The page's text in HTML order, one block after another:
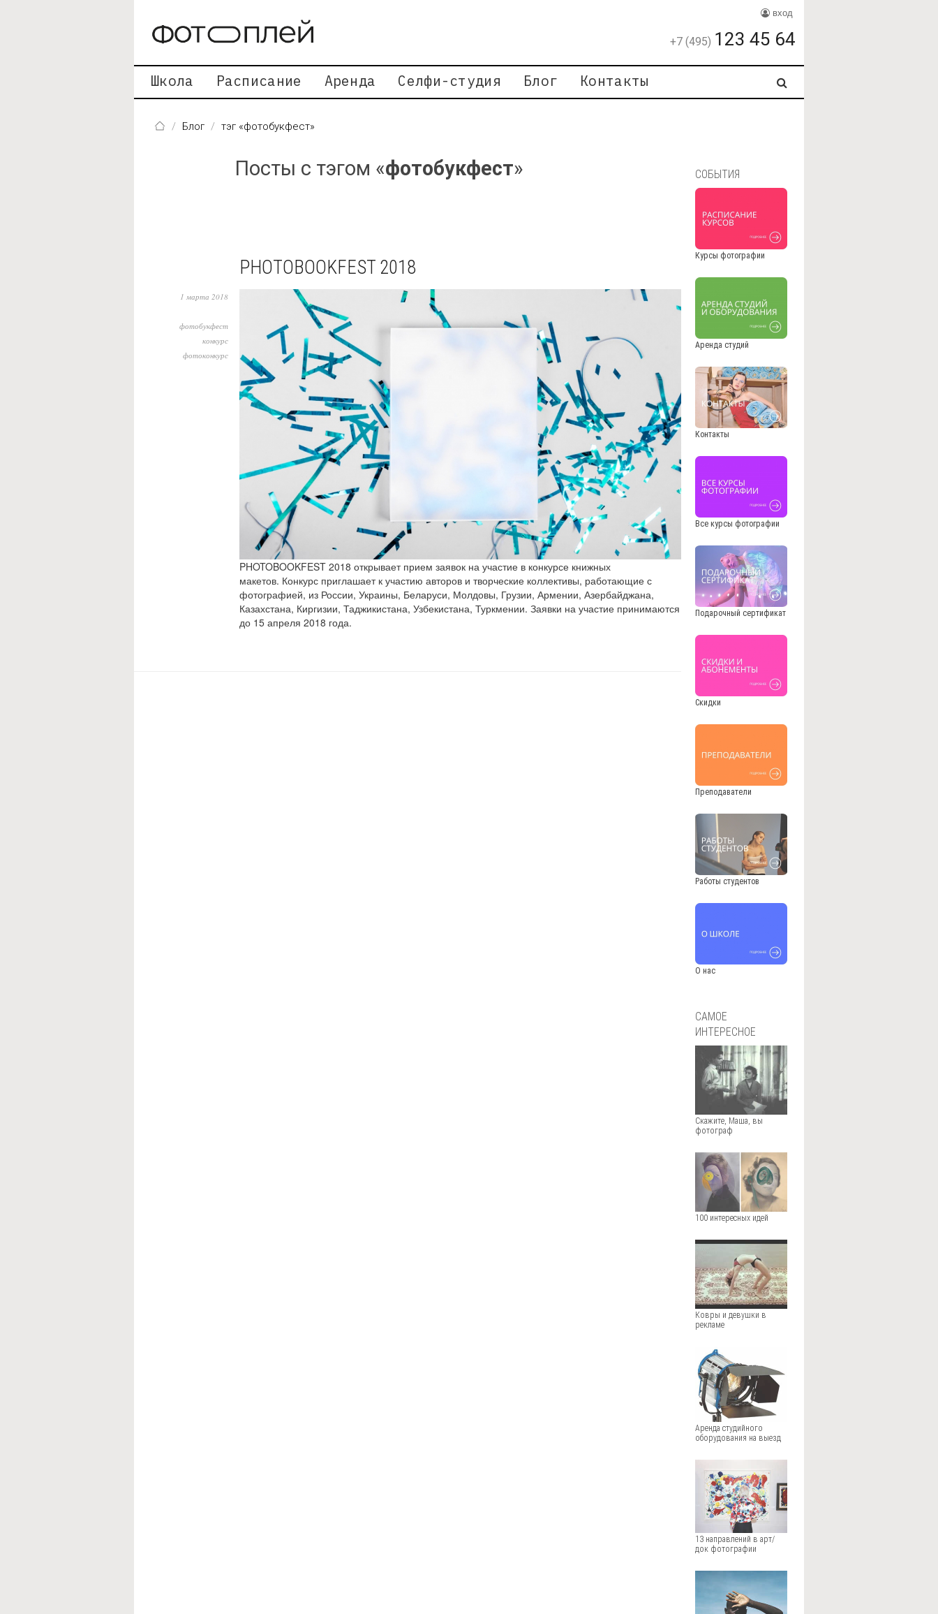
вход
+7 (495) 123 45 64
Школа Расписание Аренда Селфи-студия Блог Контакты
Блог тэг «фотобукфест»
Посты с тэгом «фотобукфест»
PHOTOBOOKFEST 2018
1 марта 2018
фотобукфест
конкурс
фотоконкурс
PHOTOBOOKFEST 2018 открывает прием заявок на участие в конкурсе книжных
макетов. Конкурс приглашает к участию авторов и творческие коллективы, работающие с
фотографией, из России, Украины, Беларуси, Молдовы, Грузии, Армении, Азербайджана,
Казахстана, Киргизии, Таджикистана, Узбекистана, Туркмении. Заявки на участие принимаются
до 15 апреля 2018 года.
СОБЫТИЯ
Курсы фотографии
Аренда студий
Контакты
Все курсы фотографии
Подарочный сертификат
Скидки
Преподаватели
Работы студентов
О нас
САМОЕ
ИНТЕРЕСНОЕ
Скажите, Маша, вы
фотограф
100 интересных идей
Ковры и девушки в
рекламе
Аренда студийного
оборудования на выезд
13 направлений в арт/
док фотографии